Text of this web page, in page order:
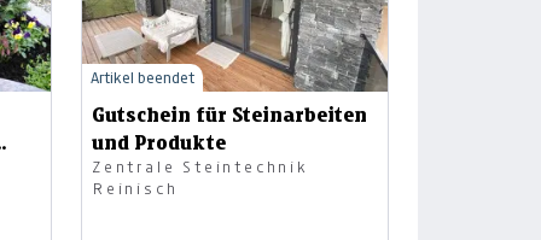
Gutschein für Steinarbeiten
und Produkte
Zentrale Steintechnik
Reinisch
Artikel beendet